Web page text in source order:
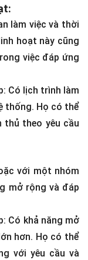
làm việc và thời
hoạt này cũng
việc đáp ứng
Có lịch trình làm
thống. Họ có thể
thủ theo yêu cầu
với một nhóm
mở rộng và đáp
Có khả năng mở
hơn. Họ có thể
với yêu cầu và